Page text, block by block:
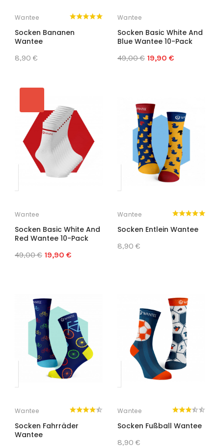
Wantee
Socken Bananen
Wantee
8,90 €
Wantee
Socken Basic White And
Blue Wantee 10-Pack
49,00 € 19,90 €
Wantee
Socken Basic White And
Red Wantee 10-Pack
49,00 € 19,90 €
Wantee
Socken Entlein Wantee
8,90 €
Wantee
Socken Fahrräder
Wantee
Wantee
Socken Fußball Wantee
8,90 €